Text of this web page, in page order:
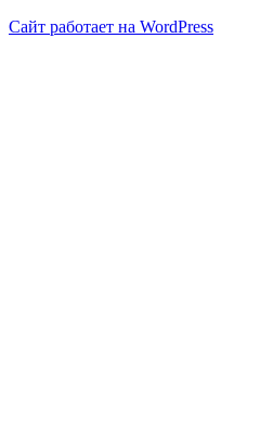
Сайт работает на WordPress